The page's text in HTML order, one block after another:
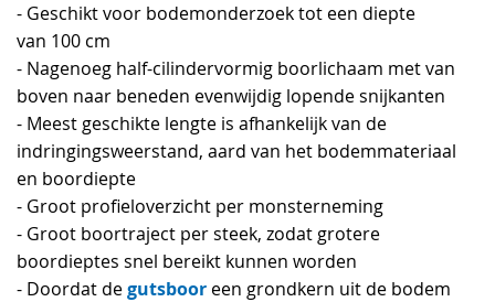
- Geschikt voor bodemonderzoek tot een diepte
van 100 cm
- Nagenoeg half-cilindervormig boorlichaam met van
boven naar beneden evenwijdig lopende snijkanten
- Meest geschikte lengte is afhankelijk van de
indringingsweerstand, aard van het bodemmateriaal
en boordiepte
- Groot profieloverzicht per monsterneming
- Groot boortraject per steek, zodat grotere
boordieptes snel bereikt kunnen worden
- Doordat degutsboor een grondkern uit de bodem